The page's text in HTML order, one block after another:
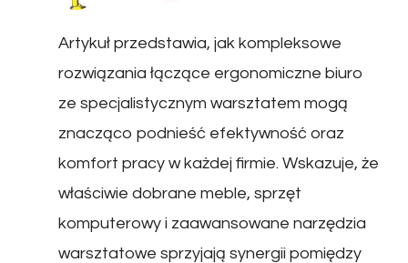
Artykuł przedstawia, jak kompleksowe
rozwiązania łączące ergonomiczne biuro
ze specjalistycznym warsztatem mogą
znacząco podnieść efektywność oraz
komfort pracy w każdej firmie. Wskazuje, że
właściwie dobrane meble, sprzęt
komputerowy i zaawansowane narzędzia
warsztatowe sprzyjają synergii pomiędzy